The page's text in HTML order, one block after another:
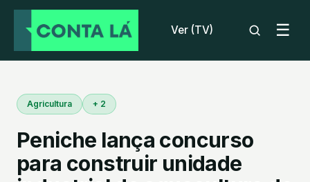
Ver (TV) ☰
Agricultura + 2
Peniche lança concurso
para construir unidade